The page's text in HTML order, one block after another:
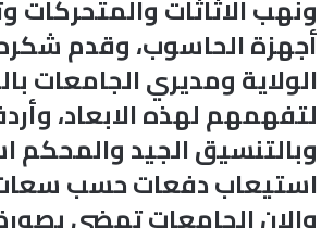
ونهب الاثاثات والمتحركات
أجهزة الحاسوب، وقدم
الولاية ومديري الجامعات
لتفهمهم لهذه الابعاد،
وبالتنسيق الجيد والمحكم
استيعاب دفعات حسب